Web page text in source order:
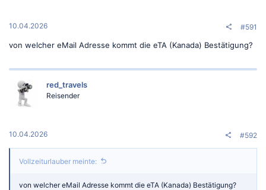
10.04.2026 #591
von welcher eMail Adresse kommt die eTA (Kanada) Bestätigung?
red_travels
Reisender
10.04.2026 #592
Vollzeiturlauber meinte:
von welcher eMail Adresse kommt die eTA (Kanada) Bestätigung?